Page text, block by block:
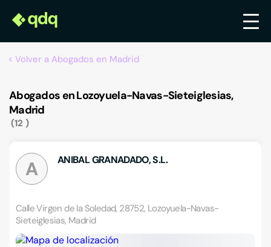
Volver a Abogados en Madrid
Abogados en Lozoyuela-Navas-Sieteiglesias,
Madrid
12
A ANIBAL GRANADADO, S.L.
Calle Virgen de la Soledad, 28752, Lozoyuela-Navas-
Sieteiglesias, Madrid